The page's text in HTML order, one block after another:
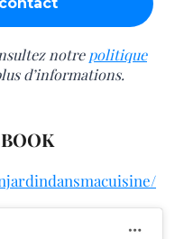
notrepolitique
d’informations.